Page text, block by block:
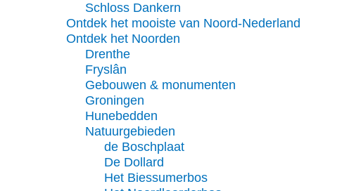
Schloss Dankern
Ontdek het mooiste van Noord-Nederland
Ontdek het Noorden
Drenthe
Fryslân
Gebouwen & monumenten
Groningen
Hunebedden
Natuurgebieden
de Boschplaat
De Dollard
Het Biessumerbos